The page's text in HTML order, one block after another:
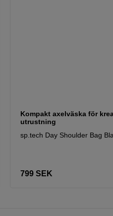
Kompakt axelväska för
utrustning
sp.tech Day Shoulder Bag
799 SEK